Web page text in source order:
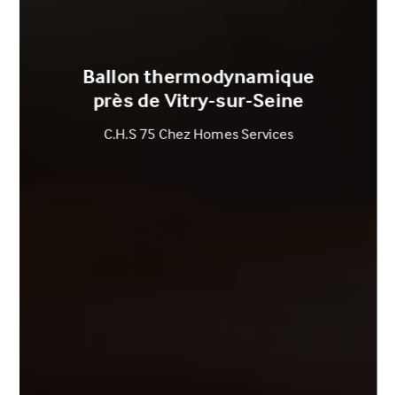
Ballon thermodynamique
près de Vitry-sur-Seine
C.H.S 75 Chez Homes Services